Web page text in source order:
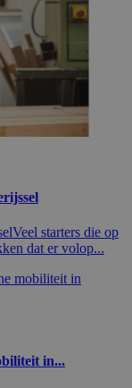
starters die op
dat er volop...
in...